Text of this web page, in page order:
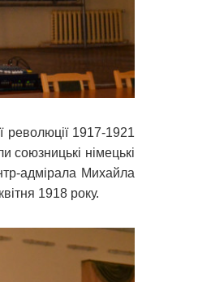
революції 1917-1921
союзницькі німецькі
адмірала Михайла
1918 року.